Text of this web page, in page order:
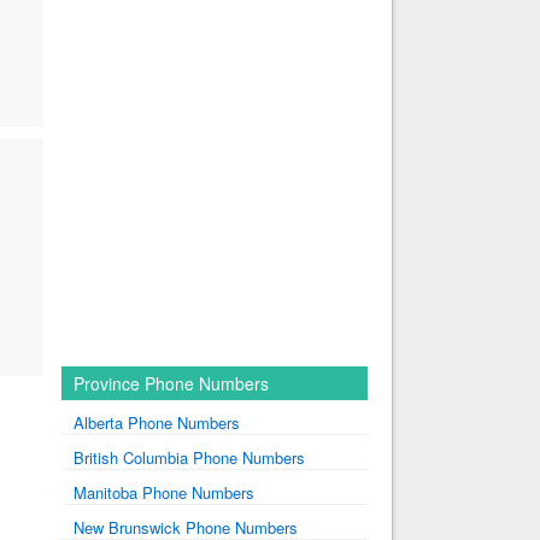
Province Phone Numbers
Alberta Phone Numbers
British Columbia Phone Numbers
Manitoba Phone Numbers
New Brunswick Phone Numbers